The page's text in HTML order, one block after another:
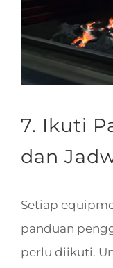
7. Ikuti
dan
Setiap
panduan
perlu diikuti.